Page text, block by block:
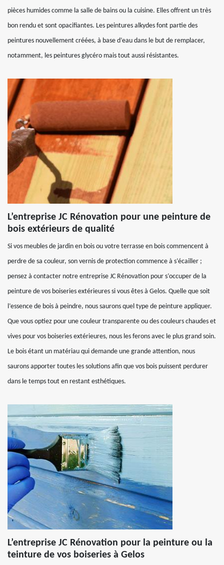
pièces humides comme la salle de bains ou la cuisine. Elles offrent un très
bon rendu et sont opacifiantes. Les peintures alkydes font partie des
peintures nouvellement créées, à base d’eau dans le but de remplacer,
notamment, les peintures glycéro mais tout aussi résistantes.
L’entreprise JC Rénovation pour une peinture de
bois extérieurs de qualité
Si vos meubles de jardin en bois ou votre terrasse en bois commencent à
perdre de sa couleur, son vernis de protection commence à s’écailler ;
pensez à contacter notre entreprise JC Rénovation pour s’occuper de la
peinture de vos boiseries extérieures si vous êtes à Gelos. Quelle que soit
l’essence de bois à peindre, nous saurons quel type de peinture appliquer.
Que vous optiez pour une couleur transparente ou des couleurs chaudes et
vives pour vos boiseries extérieures, nous les ferons avec le plus grand soin.
Le bois étant un matériau qui demande une grande attention, nous
saurons apporter toutes les solutions afin que vos bois puissent perdurer
dans le temps tout en restant esthétiques.
L’entreprise JC Rénovation pour la peinture ou la
teinture de vos boiseries à Gelos